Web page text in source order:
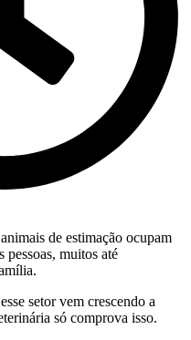
de estimação ocupam
pessoas, muitos até
setor vem crescendo a
só comprova isso.